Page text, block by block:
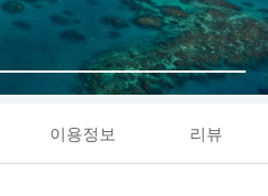
이용정보 리뷰